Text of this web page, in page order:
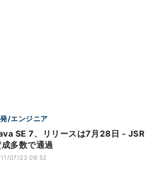
/エンジニア
SE 7、リリースは7月28日 - JSR
多数で通過
07/22 09:52